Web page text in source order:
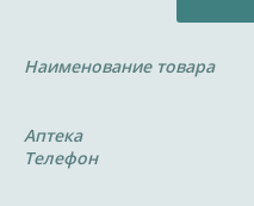
Наименование товара
Аптека
Телефон